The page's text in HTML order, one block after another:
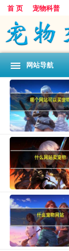
首 页 宠物科普
网站导航